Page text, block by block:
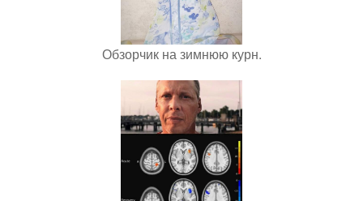
Обзорчик на зимнюю курн.